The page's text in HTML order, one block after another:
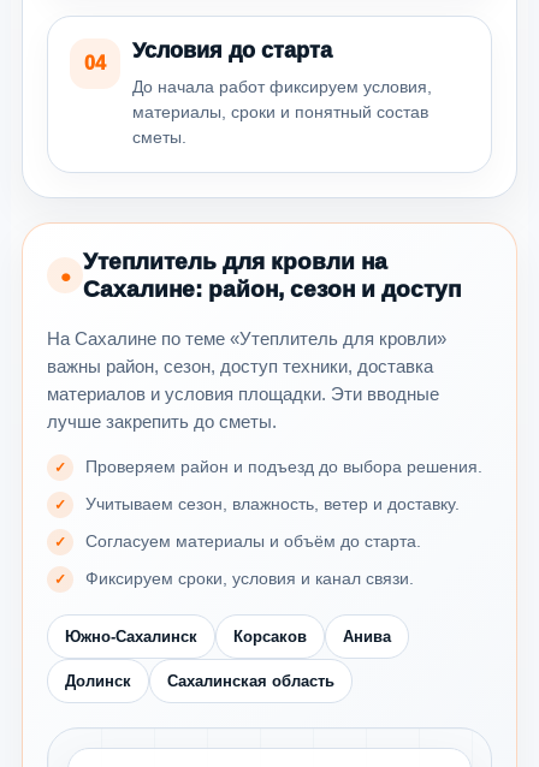
04
Условия до старта
До начала работ фиксируем условия,
материалы, сроки и понятный состав
сметы.
●
Утеплитель для кровли на
Сахалине: район, сезон и доступ
На Сахалине по теме «Утеплитель для кровли»
важны район, сезон, доступ техники, доставка
материалов и условия площадки. Эти вводные
лучше закрепить до сметы.
Проверяем район и подъезд до выбора решения.
Учитываем сезон, влажность, ветер и доставку.
Согласуем материалы и объём до старта.
Фиксируем сроки, условия и канал связи.
Южно-Сахалинск Корсаков Анива
Долинск Сахалинская область